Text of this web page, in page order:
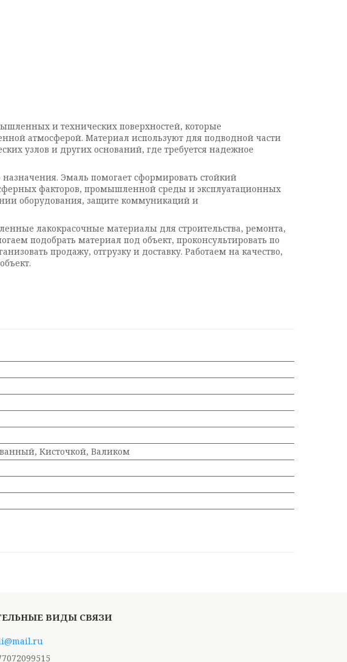
и технических поверхностей, которые
атмосферой. Материал используют для подводной части
узлов и других оснований, где требуется надежное
Эмаль помогает сформировать стойкий
факторов, промышленной среды и эксплуатационных
оборудования, защите коммуникаций и
лакокрасочные материалы для строительства, ремонта,
подобрать материал под объект, проконсультировать по
продажу, отгрузку и доставку. Работаем на качество,
Кисточкой, Валиком